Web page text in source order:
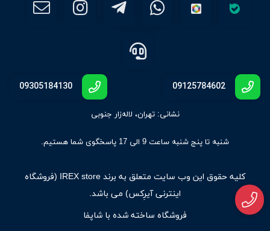
09125784602
09305184130
نشانی: تهران، لاله‌زار جنوبی
شنبه تا پنج شنبه ساعت 9 الی 17 پاسخگوی شما هستیم.
کلیه حقوق اين وب سايت متعلق به برند IREX store (فروشگاه
اینترنی آیرِکس) می باشد.
فروشگاه ساخته شده با شاپفا